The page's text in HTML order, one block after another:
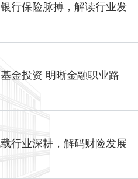
行保险脉搏，解读行业发
金投资 明晰金融职业路
行业深耕，解码财险发展